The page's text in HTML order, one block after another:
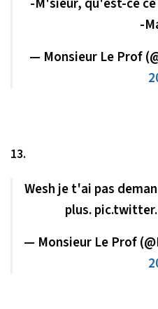
-
— Monsieur Le Prof
13.
Wesh je t'ai pas
plus.
— Monsieur Le Prof